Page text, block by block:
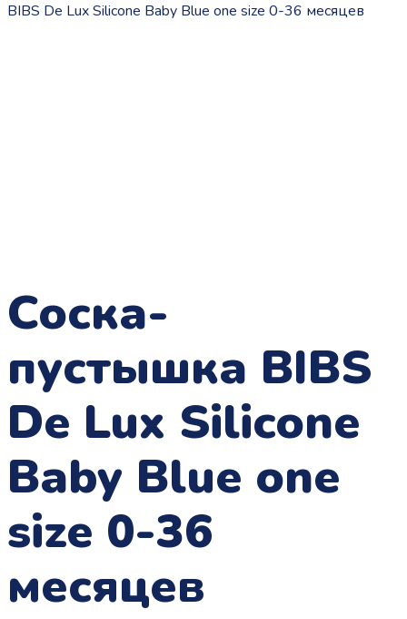
BIBS De Lux Silicone Baby Blue one size 0-36 месяцев
Соска-
пустышка BIBS
De Lux Silicone
Baby Blue one
size 0-36
месяцев